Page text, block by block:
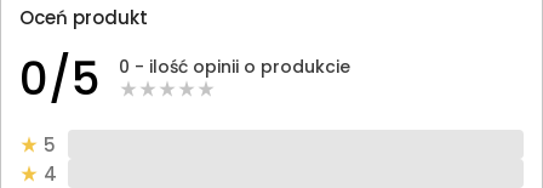
Oceń produkt
0/5 0 - ilość opinii o produkcie
5
4